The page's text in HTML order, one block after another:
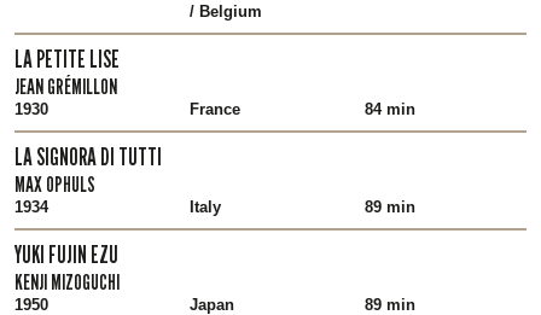
/ Belgium
LA PETITE LISE
JEAN GRÉMILLON
1930 France 84 min
LA SIGNORA DI TUTTI
MAX OPHULS
1934 Italy 89 min
YUKI FUJIN EZU
KENJI MIZOGUCHI
1950 Japan 89 min